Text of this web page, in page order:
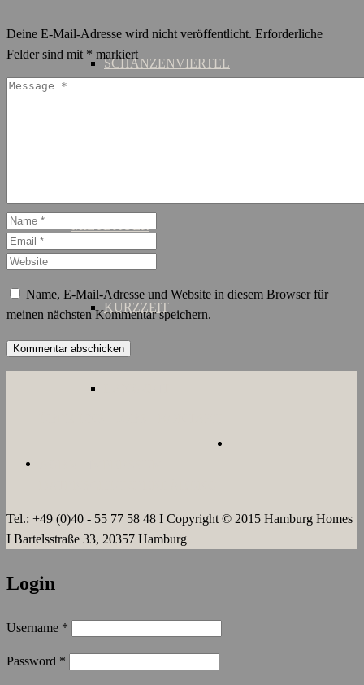
SCHANZENVIERTEL
MIETDAUER
KURZZEIT
Deine E-Mail-Adresse wird nicht veröffentlicht. Erforderliche
Felder sind mit * markiert
Name, E-Mail-Adresse und Website in diesem Browser für
meinen nächsten Kommentar speichern.
Tel.: +49 (0)40 - 55 77 58 48 I Copyright © 2015 Hamburg Homes
I Bartelsstraße 33, 20357 Hamburg
Login
Username *
Password *